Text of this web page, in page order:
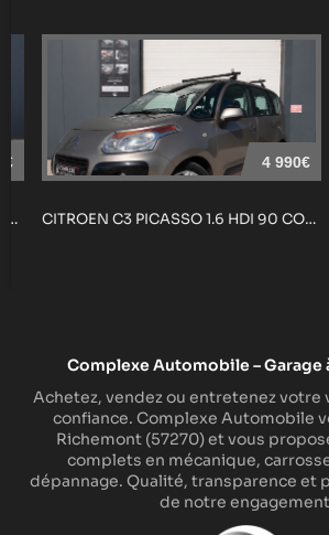
ABARTH 500 COMPETIZIONE 1.4 T-JET P...
4 990€
CITROEN C3 PICASSO 1.6 HDI 90 CONFO...
Complexe Automobile – Garage
Achetez, vendez ou entretenez votre
confiance. Complexe Automobile
Richemont (57270) et vous
complets en mécanique,
dépannage. Qualité, transparence et
de notre